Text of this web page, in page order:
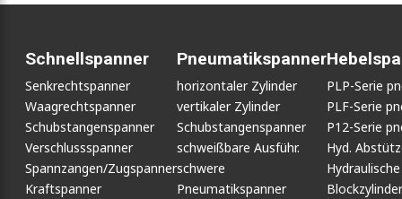
Schnellspanner
Senkrechtspanner
Waagrechtspanner
Schubstangenspanner
Verschlussspanner
Spannzangen/Zugspanner
Kraftspanner
Pneumatikspanner
horizontaler Zylinder
vertikaler Zylinder
Schubstangenspanner
schweißbare Ausführ.
schwere
Pneumatikspanner
PLP-Serie
PLF-Serie
P12-Serie
Hyd.
Hydraulische
Blockzylinder